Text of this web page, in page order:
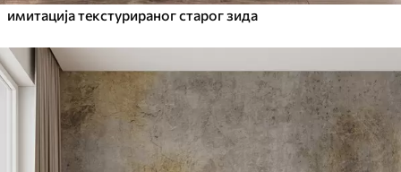
имитација текстурираног старог зида